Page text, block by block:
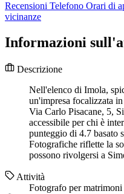
Recensioni Telefono Orari di
vicinanze
Informazioni
Descrizione
Nell'elenco di Imola,
un'impresa focalizzata
Via Carlo Pisacane, 5,
accessibile per chi è
punteggio di 4.7 basato
Fotografiche riflette la
possono rivolgersi a
Attività
Fotografo per matrimoni